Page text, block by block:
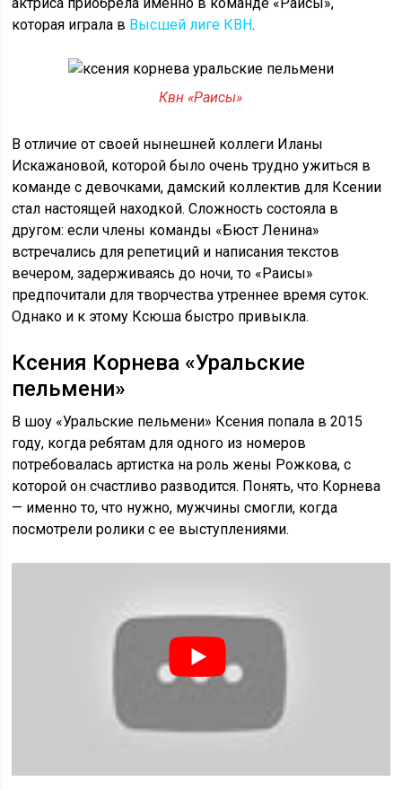
которая играла в Высшей лиге КВН.
Квн «Раисы»
В отличие от своей нынешней коллеги Иланы
Искажановой, которой было очень трудно ужиться в
команде с девочками, дамский коллектив для Ксении
стал настоящей находкой. Сложность состояла в
другом: если члены команды «Бюст Ленина»
встречались для репетиций и написания текстов
вечером, задерживаясь до ночи, то «Раисы»
предпочитали для творчества утреннее время суток.
Однако и к этому Ксюша быстро привыкла.
Ксения Корнева «Уральские
пельмени»
В шоу «Уральские пельмени» Ксения попала в 2015
году, когда ребятам для одного из номеров
потребовалась артистка на роль жены Рожкова, с
которой он счастливо разводится. Понять, что Корнева
— именно то, что нужно, мужчины смогли, когда
посмотрели ролики с ее выступлениями.